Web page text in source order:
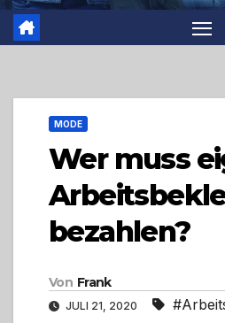
MODE
Wer muss
bezahlen?
Von Frank
JULI 21, 2020